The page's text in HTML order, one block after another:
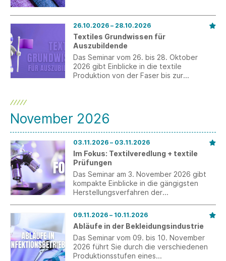
26.10.2026 – 28.10.2026
Textiles Grundwissen für
Auszubildende
Das Seminar vom 26. bis 28. Oktober
2026 gibt Einblicke in die textile
Produktion von der Faser bis zur
November 2026
03.11.2026 – 03.11.2026
Im Fokus: Textilveredlung + textile
Prüfungen
Das Seminar am 3. November 2026 gibt
kompakte Einblicke in die gängigsten
Herstellungsverfahren der
09.11.2026 – 10.11.2026
Abläufe in der Bekleidungsindustrie
Das Seminar vom 09. bis 10. November
2026 führt Sie durch die verschiedenen
Produktionsstufen eines